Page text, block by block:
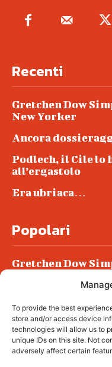
To provide the best
store and/or access device
technologies will allow us to
unique IDs on this site. Not
adversely affect certain
Recenti
Gretchen Dow
New Yorker
Ancora
Podlech, il Cile lo
all’ergastolo
Era ubriaca…
Popolari
Gretchen Dow
Podlech, il Cile lo
all’ergastolo
Era ubriaca…